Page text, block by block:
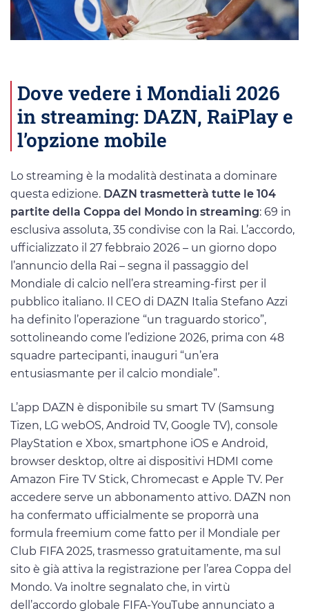
Dove vedere i Mondiali 2026
in streaming: DAZN, RaiPlay e
l’opzione mobile
Lo streaming è la modalità destinata a dominare
questa edizione. DAZN trasmetterà tutte le 104
partite della Coppa del Mondo in streaming: 69 in
esclusiva assoluta, 35 condivise con la Rai. L’accordo,
ufficializzato il 27 febbraio 2026 – un giorno dopo
l’annuncio della Rai – segna il passaggio del
Mondiale di calcio nell’era streaming-first per il
pubblico italiano. Il CEO di DAZN Italia Stefano Azzi
ha definito l’operazione “un traguardo storico”,
sottolineando come l’edizione 2026, prima con 48
squadre partecipanti, inauguri “un’era
entusiasmante per il calcio mondiale”.
L’app DAZN è disponibile su smart TV (Samsung
Tizen, LG webOS, Android TV, Google TV), console
PlayStation e Xbox, smartphone iOS e Android,
browser desktop, oltre ai dispositivi HDMI come
Amazon Fire TV Stick, Chromecast e Apple TV. Per
accedere serve un abbonamento attivo. DAZN non
ha confermato ufficialmente se proporrà una
formula freemium come fatto per il Mondiale per
Club FIFA 2025, trasmesso gratuitamente, ma sul
sito è già attiva la registrazione per l’area Coppa del
Mondo. Va inoltre segnalato che, in virtù
dell’accordo globale FIFA-YouTube annunciato a